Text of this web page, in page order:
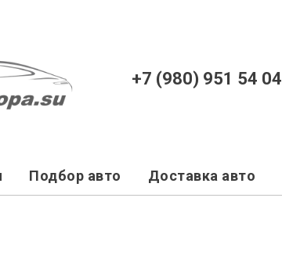
+7 (980) 951 54 04
Подбор авто Доставка авто